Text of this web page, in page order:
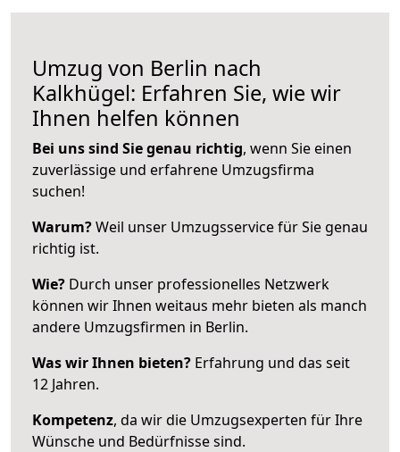
Umzug von Berlin nach
Kalkhügel: Erfahren Sie, wie wir
Ihnen helfen können
Bei uns sind Sie genau richtig, wenn Sie einen
zuverlässige und erfahrene Umzugsfirma
suchen!
Warum?Weil unser Umzugsservice für Sie genau
richtig ist.
Wie? Durch unser professionelles Netzwerk
können wir Ihnen weitaus mehr bieten als manch
andere Umzugsfirmen in Berlin.
Was wir Ihnen bieten? Erfahrung und das seit
12 Jahren.
Kompetenz, da wir die Umzugsexperten für Ihre
Wünsche und Bedürfnisse sind.